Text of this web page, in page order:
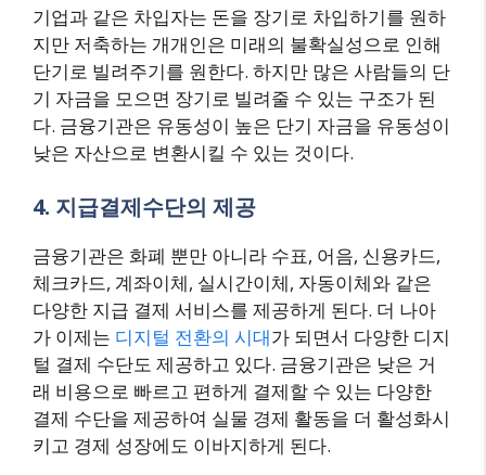
기업과 같은 차입자는 돈을 장기로 차입하기를 원하
지만 저축하는 개개인은 미래의 불확실성으로 인해
단기로 빌려주기를 원한다. 하지만 많은 사람들의 단
기 자금을 모으면 장기로 빌려줄 수 있는 구조가 된
다. 금융기관은 유동성이 높은 단기 자금을 유동성이
낮은 자산으로 변환시킬 수 있는 것이다.
4. 지급결제수단의 제공
금융기관은 화폐 뿐만 아니라 수표, 어음, 신용카드,
체크카드, 계좌이체, 실시간이체, 자동이체와 같은
다양한 지급 결제 서비스를 제공하게 된다. 더 나아
가 이제는 디지털 전환의 시대가 되면서 다양한 디지
털 결제 수단도 제공하고 있다. 금융기관은 낮은 거
래 비용으로 빠르고 편하게 결제할 수 있는 다양한
결제 수단을 제공하여 실물 경제 활동을 더 활성화시
키고 경제 성장에도 이바지하게 된다.